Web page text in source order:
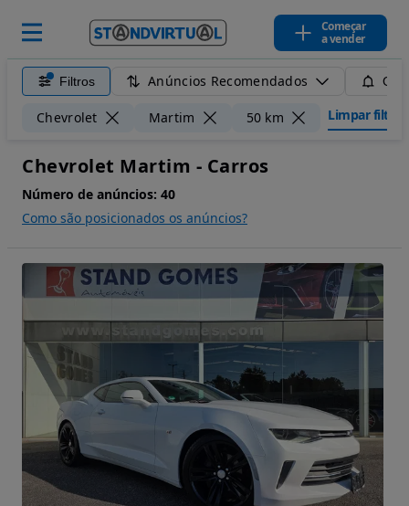
Começar
a vender
Filtros Anúncios Recomendados
Chevrolet Martim 50 km Limpar filtros
Chevrolet Martim - Carros
Número de anúncios: 40
Como são posicionados os anúncios?